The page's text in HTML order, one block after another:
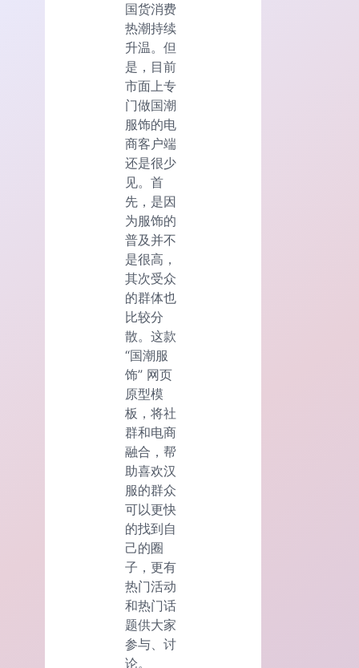
国货消费
热潮持续
升温。但
是，目前
市面上专
门做国潮
服饰的电
商客户端
还是很少
见。首
先，是因
为服饰的
普及并不
是很高，
其次受众
的群体也
比较分
散。这款
“国潮服
饰” 网页
原型模
板，将社
群和电商
融合，帮
助喜欢汉
服的群众
可以更快
的找到自
己的圈
子，更有
热门活动
和热门话
题供大家
参与、讨
论。